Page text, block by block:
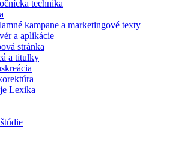
technika
kampane a marketingové texty
a aplikácie
stránka
a titulky
Lexika